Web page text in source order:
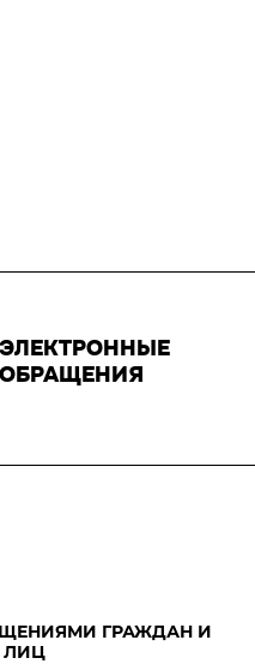
ЭЛЕКТРОННЫЕ
ОБРАЩЕНИЯ
ГРАЖДАН И
ЛИЦ